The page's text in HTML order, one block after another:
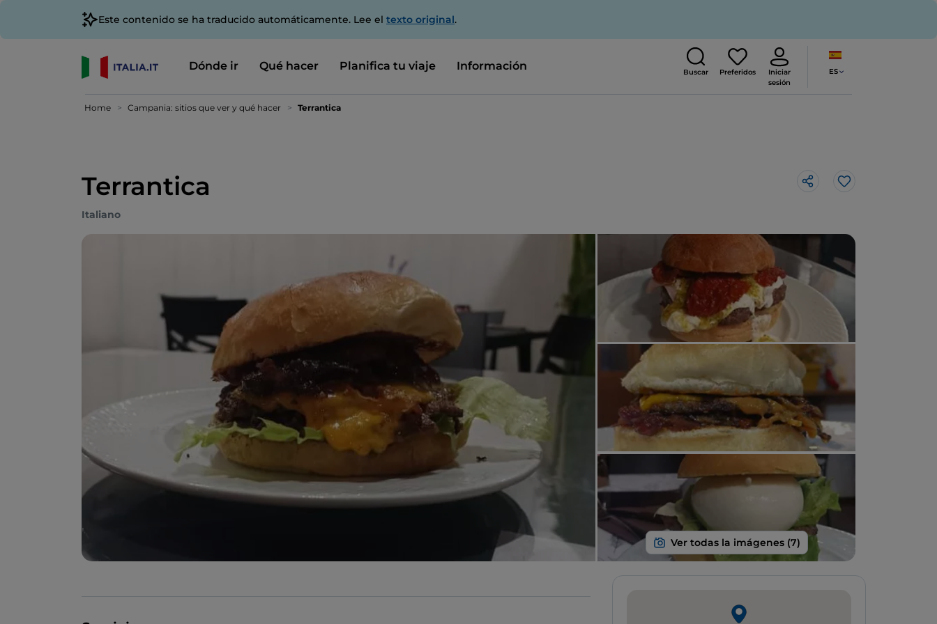
Este contenido se ha traducido automáticamente. Lee el texto original.
Dónde ir Qué hacer Planifica tu viaje Información Buscar Preferidos
Iniciar
sesión
ES
Home Campania: sitios que ver y qué hacer Terrantica
Terrantica Me gusta
Italiano